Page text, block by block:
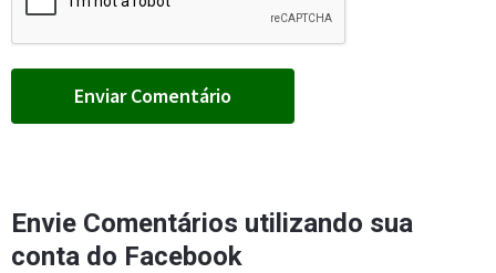
Envie Comentários utilizando sua
conta do Facebook